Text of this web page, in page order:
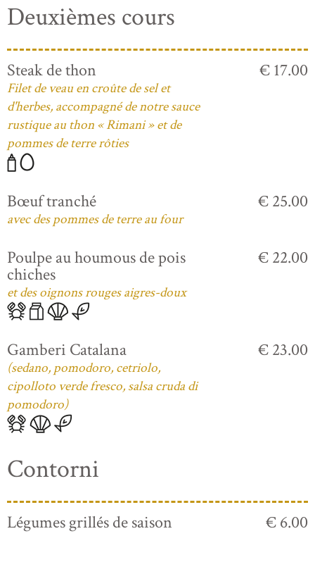
Deuxièmes cours
Steak de thon
Filet de veau en croûte de sel et
d'herbes, accompagné de notre sauce
rustique au thon « Rimani » et de
pommes de terre rôties
€ 17.00
Bœuf tranché
avec des pommes de terre au four
€ 25.00
Poulpe au houmous de pois
chiches
et des oignons rouges aigres-doux
€ 22.00
Gamberi Catalana
(sedano, pomodoro, cetriolo,
cipolloto verde fresco, salsa cruda di
pomodoro)
€ 23.00
Contorni
Légumes grillés de saison € 6.00